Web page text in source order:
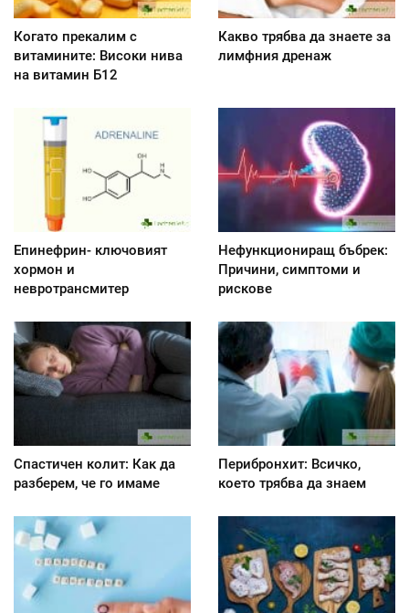
Когато прекалим с
витамините: Високи нива
на витамин Б12
Какво трябва да знаете за
лимфния дренаж
Епинефрин- ключовият
хормон и
невротрансмитер
Нефункциониращ бъбрек:
Причини, симптоми и
рискове
Спастичен колит: Как да
разберем, че го имаме
Перибронхит: Всичко,
което трябва да знаем